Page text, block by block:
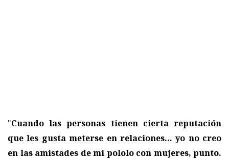
"Cuando las personas tienen cierta reputación
que les gusta meterse en relaciones... yo no creo
en las amistades de mi pololo con mujeres, punto.